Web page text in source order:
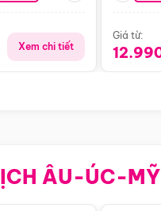
Xem chi tiết
Giá từ:
ÂU-ÚC-
Điểm nổi bật